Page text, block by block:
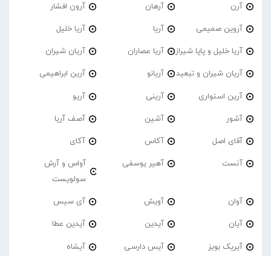
آرن آرهان آرون افشار
آروین صمیمی آریا آریا خلیل
آریا خلیل و پاپا شیراز آریا عصاران آریان شیران
آریان شیران و تبعید آریانو آرین ابراهیمی
آرین استواری آرینی آریو
آشور آشین آصف آریا
آقای اصل آکاس آکای
آنست آهیر یوسفی
آواس و آرش
سولویست
آوان آویش آی سیس
آیان آیدین آیدین عطا
آیریک بویز آیس دارسی آیشاه